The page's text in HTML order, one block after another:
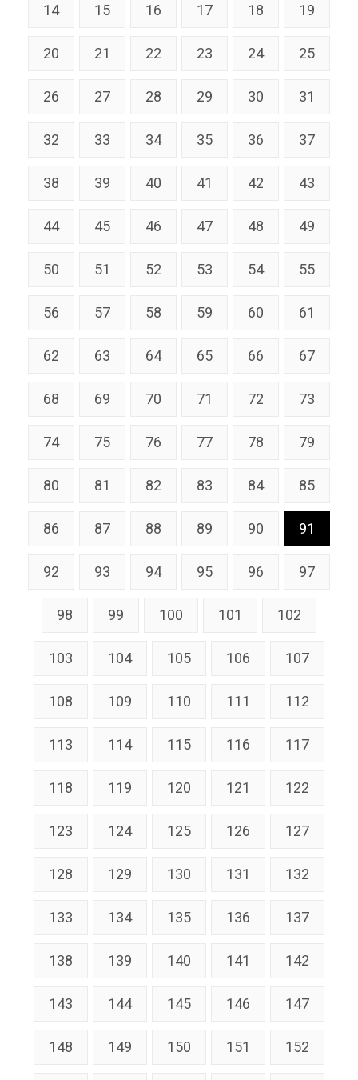
14 15 16 17 18 19
20 21 22 23 24 25
26 27 28 29 30 31
32 33 34 35 36 37
38 39 40 41 42 43
44 45 46 47 48 49
50 51 52 53 54 55
56 57 58 59 60 61
62 63 64 65 66 67
68 69 70 71 72 73
74 75 76 77 78 79
80 81 82 83 84 85
86 87 88 89 90 91
92 93 94 95 96 97
98 99 100 101 102
103 104 105 106 107
108 109 110 111 112
113 114 115 116 117
118 119 120 121 122
123 124 125 126 127
128 129 130 131 132
133 134 135 136 137
138 139 140 141 142
143 144 145 146 147
148 149 150 151 152